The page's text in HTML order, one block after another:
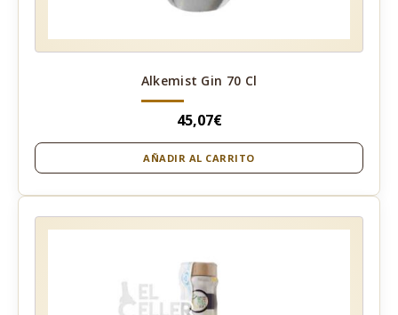
Alkemist Gin 70 Cl
45,07€
AÑADIR AL CARRITO